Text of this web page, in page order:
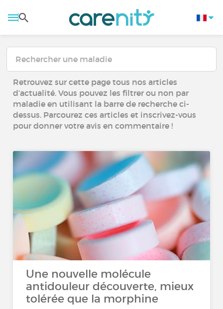
Retrouvez sur cette page tous nos articles
d’actualité. Vous pouvez les filtrer ou non par
maladie en utilisant la barre de recherche ci-
dessus. Parcourez ces articles et inscrivez-vous
pour donner votre avis en commentaire !
Une nouvelle molécule
antidouleur découverte, mieux
tolérée que la morphine